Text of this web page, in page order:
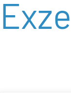
zum
Inhalt